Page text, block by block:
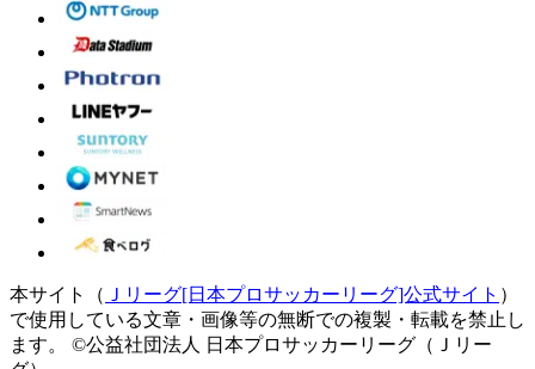
本サイト（ Ｊリーグ[日本プロサッカーリーグ]公式サイト ）
で使用している文章・画像等の無断での複製・転載を禁止し
ます。
©公益社団法人 日本プロサッカーリーグ（Ｊリー